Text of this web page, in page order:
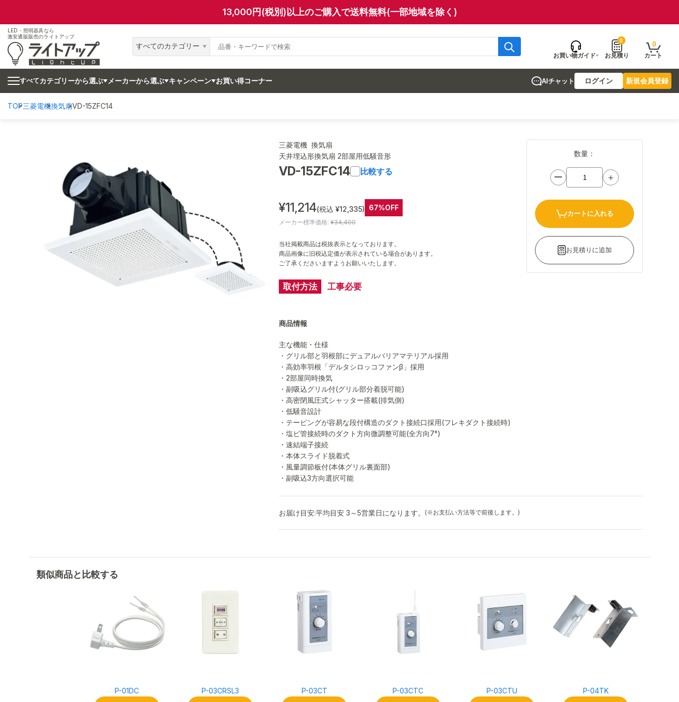
13,000円(税別)以上のご購入で送料無料(一部地域を除く)
LED・照明器具なら
激安通販販売のライトアップ
すべてのカテゴリー
お買い物ガイド
0
お見積り
0
カート
すべてカテゴリーから選ぶ メーカーから選ぶ キャンペーン お買い得コーナー AIチャット ログイン 新規会員登録
TOP三菱電機換気扇VD-15ZFC14
三菱電機 換気扇
天井埋込形換気扇 2部屋用低騒音形
VD-15ZFC14 比較する
¥11,214(税込 ¥12,335) 67%OFF
メーカー標準価格: ¥34,400
当社掲載商品は税抜表示となっております。
商品画像に旧税込定価が表示されている場合があります。
ご了承くださいますようお願いいたします。
取付方法 工事必要
数量：
ー ＋
カートに入れる
お見積りに追加
お届け目安:平均目安 3～5営業日になります。 (※お支払い方法等で前後します。)
商品情報
主な機能・仕様
・グリル部と羽根部にデュアルバリアマテリアル採用
・高効率羽根「デルタシロッコファンβ」採用
・2部屋同時換気
・副吸込グリル付(グリル部分着脱可能)
・高密閉風圧式シャッター搭載(排気側)
・低騒音設計
・テーピングが容易な段付構造のダクト接続口採用(フレキダクト接続時)
・塩ビ管接続時のダクト方向微調整可能(全方向7°)
・速結端子接続
・本体スライド脱着式
・風量調節板付(本体グリル裏面部)
・副吸込3方向選択可能
類似商品と比較する
P-01DC P-03CRSL3 P-03CT P-03CTC P-03CTU P-04TK